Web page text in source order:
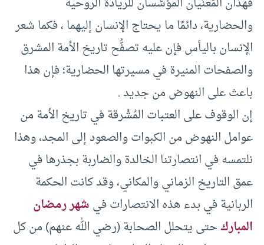
والحضارية، دائمًا ما يحتاج الإنسان إليهما ، فكما شعر
الإنسان باليأس فإن عليه تصفُّح تاريخ الأمة المشرق
والصفحات المنيرة في مسيرتها الحضارية؛ فإن هذا
باعث على النهوض من جديد .
إن الوقوف على العتبات المُشْرقة في تاريخ الأمة من
عوامل النهوض من الكبوات والصعود إلى المجد، وهذا
نلتمسه في انتصارتنا الخالدة والضاربة بجذرها في
عمق التاريخ الزماني والمكاني، وقد كانت الحكمة
الربانية في بدء هذه الانتصارات فيشهر رمضان
المباركحتى يتحلل الصحابة (رضي الله عنهم) من كل